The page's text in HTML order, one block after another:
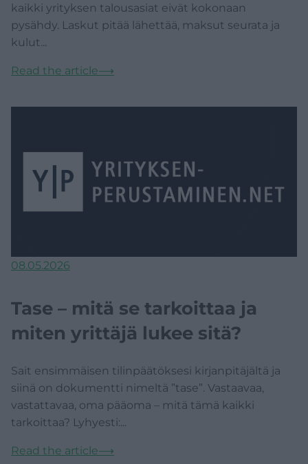
kaikki yrityksen talousasiat eivät kokonaan
pysähdy. Laskut pitää lähettää, maksut seurata ja
kulut...
Read the article⟶
08.05.2026
Tase – mitä se tarkoittaa ja
miten yrittäjä lukee sitä?
Sait ensimmäisen tilinpäätöksesi kirjanpitäjältä ja
siinä on dokumentti nimeltä ”tase”. Vastaavaa,
vastattavaa, oma pääoma – mitä tämä kaikki
tarkoittaa? Lyhyesti:...
Read the article⟶